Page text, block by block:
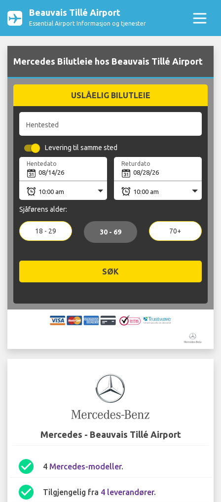
Beauvais Tillé Airport
Essential Airport Informasjon og tjenester
Mercedes Bilutleie hos Beauvais Tillé Airport
USLÅELIG BILUTLEIE
Hentested
Levering til samme sted
Hentedato Returdato
Sjåførens alder:
18 - 29 30 - 69 70+
SØK
Mercedes - Beauvais Tillé Airport
check_circle 4 Mercedes-modeller.
check_circle Tilgjengelig fra 4 leverandører.